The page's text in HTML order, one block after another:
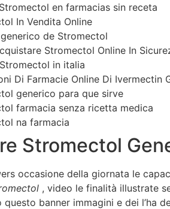
en farmacias sin receta
In Vendita Online
de Stromectol
Stromectol Online In
in italia
Di Farmacie Online Di Ivermectin
generico para que sirve
farmacia senza ricetta medica
na farmacia
Stromectol
occasione della giornata le
, video le finalità illustrate
questo banner immagini e dei l’ha